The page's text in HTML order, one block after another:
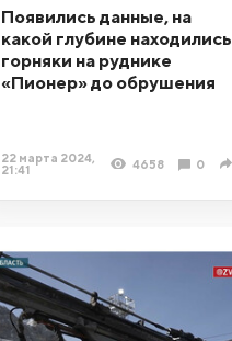
Появились данные, на
какой глубине находились
горняки на руднике
«Пионер» до обрушения
22 марта 2024,
21:41
4658 0